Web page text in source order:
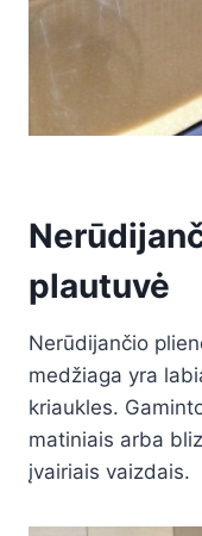
plautuvė
Nerūdijančio
medžiaga yra
kriaukles.
matiniais arba
įvairiais vaizdais.